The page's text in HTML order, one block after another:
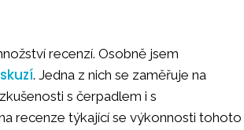
recenzí. Osobně jsem
. Jedna z nich se zaměřuje na
s čerpadlem i s
recenze týkající se výkonnosti tohoto